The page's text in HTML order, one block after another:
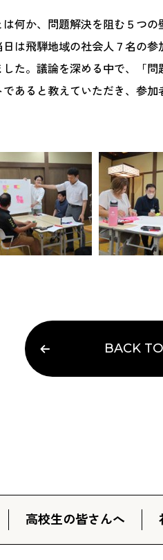
何か、問題解決を阻む５つ
は飛騨地域の社会人７名の
た。議論を深める中で、「
あると教えていただき、参
BACK
高校生の皆さんへ